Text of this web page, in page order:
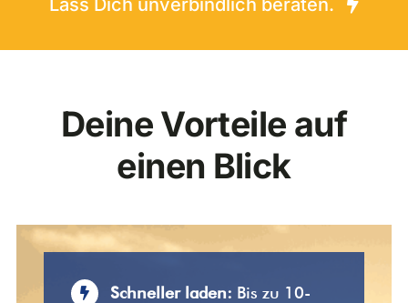
Lass Dich unverbindlich beraten.
Deine Vorteile auf
einen Blick
Schneller laden: Bis zu 10-